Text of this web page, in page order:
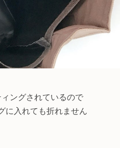
ングされているので
に入れても折れません